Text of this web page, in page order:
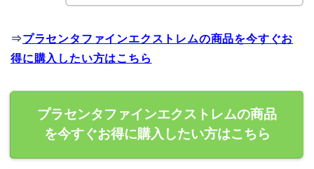
⇒プラセンタファインエクストレムの商品を今すぐお
得に購入したい方はこちら
プラセンタファインエクストレムの商品
を今すぐお得に購入したい方はこちら